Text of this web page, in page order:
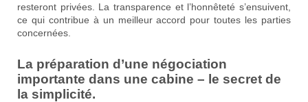
resteront privées. La transparence et l’honnêteté s’ensuivent,
ce qui contribue à un meilleur accord pour toutes les parties
concernées.
La préparation d’une négociation
importante dans une cabine – le secret de
la simplicité.